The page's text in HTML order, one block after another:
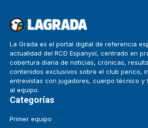
La Grada es el portal digital de referencia
actualidad del RCD Espanyol, centrado en
cobertura diaria de noticias, crónicas,
contenidos exclusivos sobre el club perico,
entrevistas con jugadores, cuerpo técnico y
al equipo.
Categorías
Primer equipo